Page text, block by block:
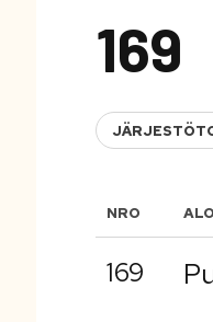
169
NRO
169